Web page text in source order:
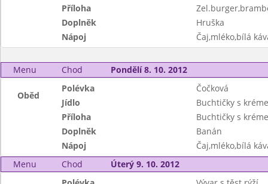
Příloha
Doplněk
Hruška
Nápoj
Čaj,mléko,bílá
Menu Chod Pondělí 8. 10. 2012
Oběd
Polévka
Čočková
Jídlo
Buchtičky s
Příloha
Buchtičky s
Doplněk
Banán
Nápoj
Čaj,mléko,bílá
Menu
Chod Úterý 9. 10. 2012